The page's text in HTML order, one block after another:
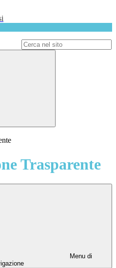
Trasparente
Menu di